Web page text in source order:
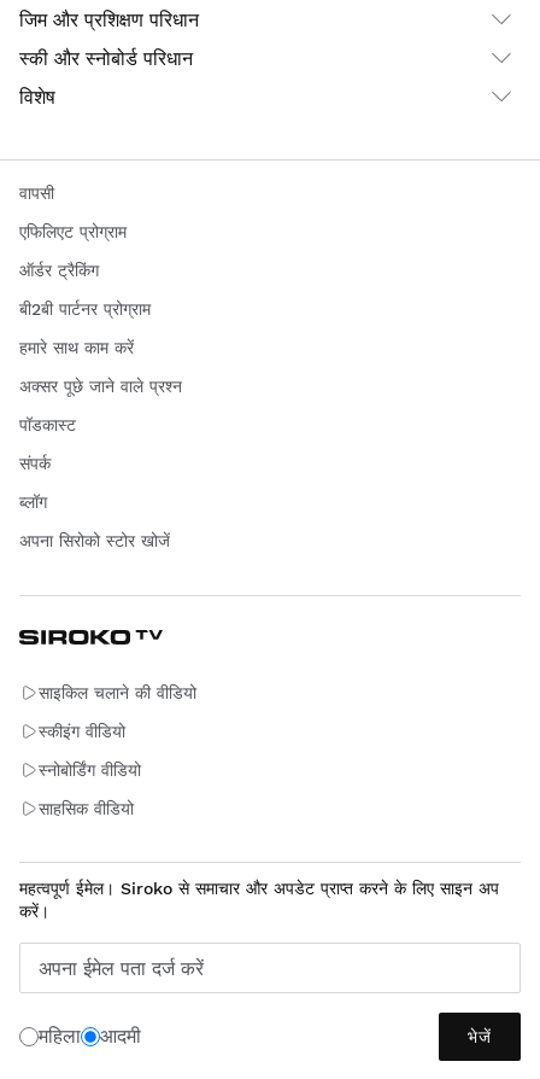
जिम और प्रशिक्षण परिधान
स्की और स्नोबोर्ड परिधान
विशेष
वापसी
एफिलिएट प्रोग्राम
ऑर्डर ट्रैकिंग
बी2बी पार्टनर प्रोग्राम
हमारे साथ काम करें
अक्सर पूछे जाने वाले प्रश्न
पॉडकास्ट
संपर्क
ब्लॉग
अपना सिरोको स्टोर खोजें
साइकिल चलाने की वीडियो
स्कीइंग वीडियो
स्नोबोर्डिंग वीडियो
साहसिक वीडियो
महत्वपूर्ण ईमेल। Siroko से समाचार और अपडेट प्राप्त करने के लिए साइन अप
करें।
अपना ईमेल पता दर्ज करें
महिला आदमी भेजें